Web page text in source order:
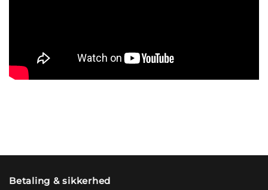
Betaling & sikkerhed